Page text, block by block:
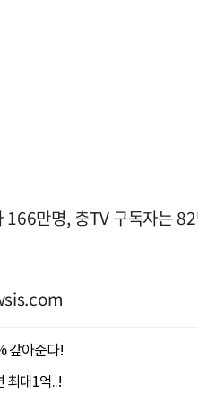
166만명, 충TV 구독자는